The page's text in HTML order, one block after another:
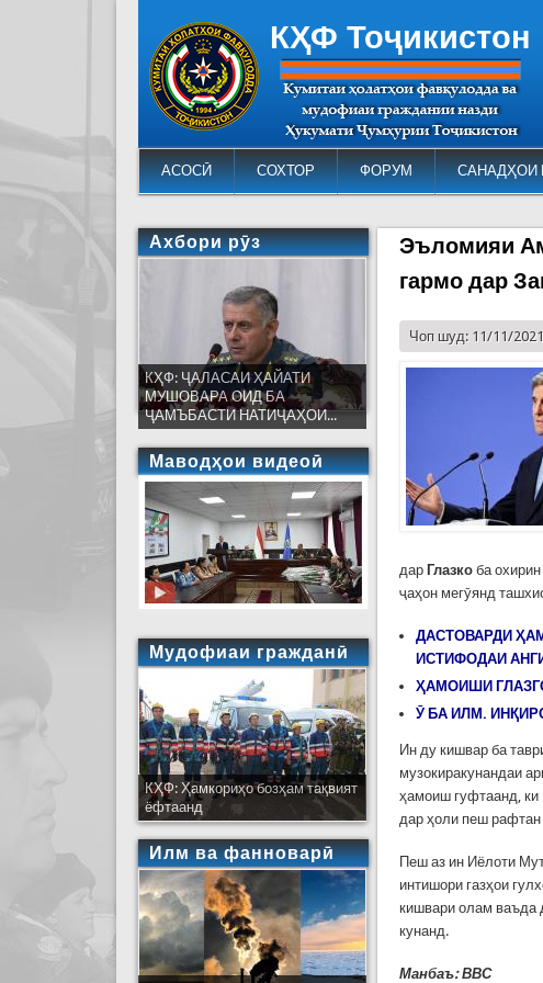
КҲФ Тоҷикистон
АСОСӢ СОХТОР ФОРУМ САНАДҲОИ
Эъломияи
гармо дар
Чоп шуд: 11/11/
дар Глазкоба
ҷаҳон мегӯянд
ДАСТОВАРДИ
ИСТИФОДАИ
ҲАМОИШИ
Ӯ БА ИЛМ.
Ин ду кишвар ба
музокиракунандаи
ҳамоиш гуфтаанд, ки
дар ҳоли пеш рафтан
Пеш аз ин Иёлоти
интишори газҳои
кишвари олам ваъда
кунанд.
Манбаъ: ВВС
Ахбори рӯз
КҲФ: ҶАЛАСАИ ҲАЙАТИ
МУШОВАРА ОИД БА
ҶАМЪБАСТИ НАТИҶАҲОИ...
Маводҳои видеоӣ
Мудофиаи гражданӣ
КҲФ: Ҳамкориҳо бозҳам тақвият
ёфтаанд
Илм ва фанноварӣ